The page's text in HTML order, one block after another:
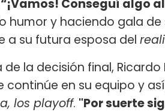
“¡Vamos! Conseguí algo
humor y haciendo gala
a su futura esposa del
de la decisión final,
continúe en su equipo y
los playoff. "Por suerte